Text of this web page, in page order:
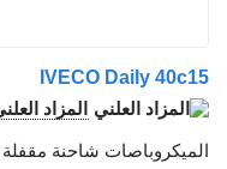
IVECO Daily
المزاد العلني
شاحنة مقفلة